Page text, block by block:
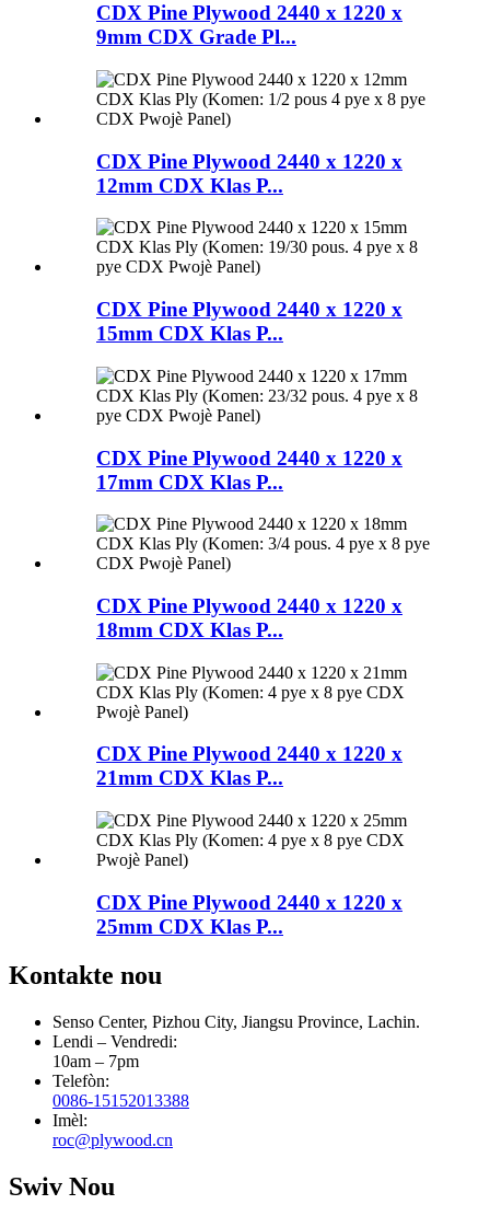
CDX Pine Plywood 2440 x 1220 x
9mm CDX Grade Pl...
CDX Pine Plywood 2440 x 1220 x
12mm CDX Klas P...
CDX Pine Plywood 2440 x 1220 x
15mm CDX Klas P...
CDX Pine Plywood 2440 x 1220 x
17mm CDX Klas P...
CDX Pine Plywood 2440 x 1220 x
18mm CDX Klas P...
CDX Pine Plywood 2440 x 1220 x
21mm CDX Klas P...
CDX Pine Plywood 2440 x 1220 x
25mm CDX Klas P...
Kontakte nou
Senso Center, Pizhou City, Jiangsu Province, Lachin.
Lendi – Vendredi:
10am – 7pm
Telefòn:
0086-15152013388
Imèl:
roc@plywood.cn
Swiv Nou